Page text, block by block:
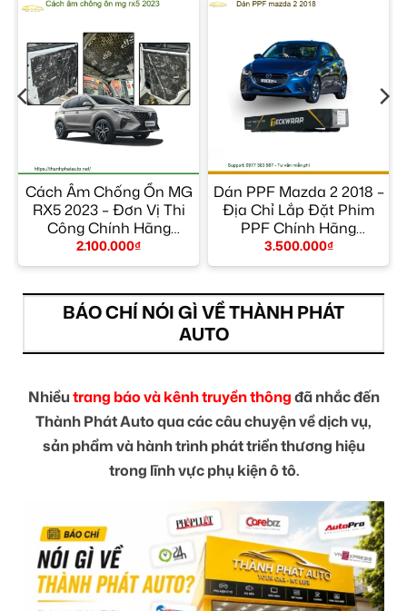
Cách Âm Chống Ồn MG
RX5 2023 – Đơn Vị Thi
Công Chính Hãng
TPHCM
2.100.000₫
Dán PPF Mazda 2 2018 –
Địa Chỉ Lắp Đặt Phim
PPF Chính Hãng
TPHCM
3.500.000₫
BÁO CHÍ NÓI GÌ VỀ THÀNH PHÁT
AUTO
Nhiềutrang báo và kênh truyền thôngđã nhắc đến
Thành Phát Auto qua các câu chuyện về dịch vụ,
sản phẩm và hành trình phát triển thương hiệu
trong lĩnh vực phụ kiện ô tô.